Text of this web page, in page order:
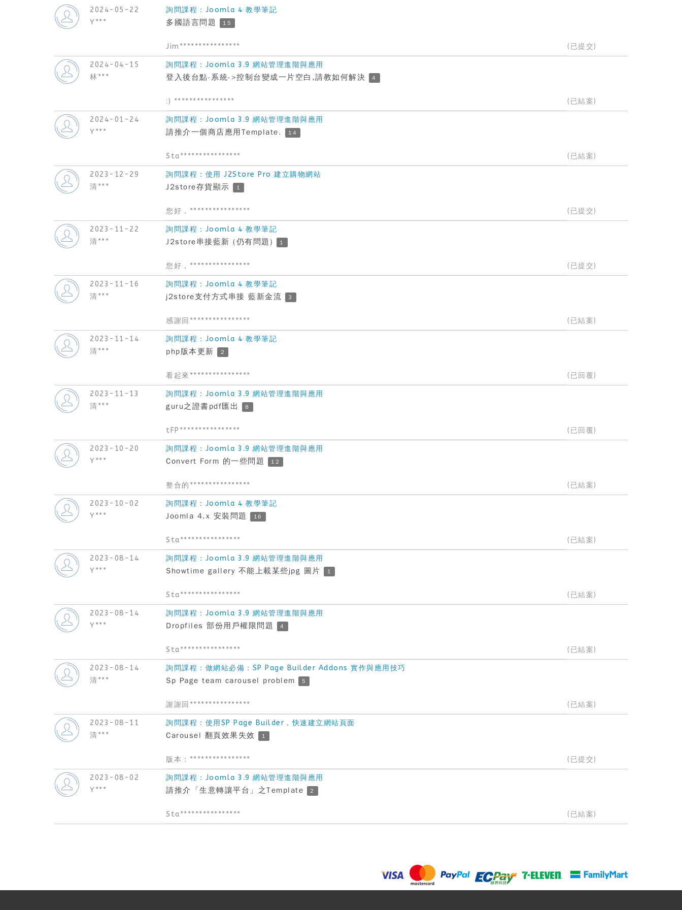
2024-05-22
Y***
詢問課程：Joomla 4 教學筆記
多國語言問題 15
Jim**************** (已提交)
2024-04-15
林***
詢問課程：Joomla 3.9 網站管理進階與應用
登入後台點-系統->控制台變成一片空白,請教如何解決 4
:) **************** (已結案)
2024-01-24
Y***
詢問課程：Joomla 3.9 網站管理進階與應用
請推介一個商店應用Template. 14
Sta**************** (已結案)
2023-12-29
清***
詢問課程：使用 J2Store Pro 建立購物網站
J2store存貨顯示 1
您好，**************** (已提交)
2023-11-22
清***
詢問課程：Joomla 4 教學筆記
J2store串接藍新 (仍有問題) 1
您好，**************** (已提交)
2023-11-16
清***
詢問課程：Joomla 4 教學筆記
j2store支付方式串接 藍新金流 3
感謝回**************** (已結案)
2023-11-14
清***
詢問課程：Joomla 4 教學筆記
php版本更新 2
看起來**************** (已回覆)
2023-11-13
清***
詢問課程：Joomla 3.9 網站管理進階與應用
guru之證書pdf匯出 8
tFP**************** (已回覆)
2023-10-20
Y***
詢問課程：Joomla 3.9 網站管理進階與應用
Convert Form 的一些問題 12
整合的**************** (已結案)
2023-10-02
Y***
詢問課程：Joomla 4 教學筆記
Joomla 4.x 安裝問題 16
Sta**************** (已結案)
2023-08-14
Y***
詢問課程：Joomla 3.9 網站管理進階與應用
Showtime gallery 不能上載某些jpg 圖片 1
Sta**************** (已結案)
2023-08-14
Y***
詢問課程：Joomla 3.9 網站管理進階與應用
Dropfiles 部份用戶權限問題 4
Sta**************** (已結案)
2023-08-14
清***
詢問課程：做網站必備：SP Page Builder Addons 實作與應用技巧
Sp Page team carousel problem 5
謝謝回**************** (已結案)
2023-08-11
清***
詢問課程：使用SP Page Builder，快速建立網站頁面
Carousel 翻頁效果失效 1
版本：**************** (已提交)
2023-08-02
Y***
詢問課程：Joomla 3.9 網站管理進階與應用
請推介「生意轉讓平台」之Template 2
Sta**************** (已結案)